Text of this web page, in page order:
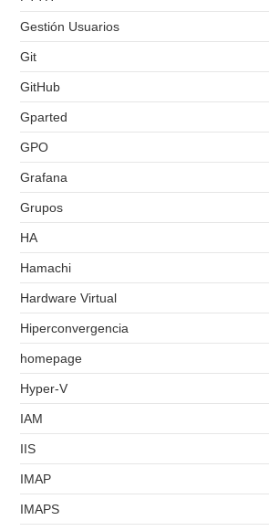
Gestión Usuarios
Git
GitHub
Gparted
GPO
Grafana
Grupos
HA
Hamachi
Hardware Virtual
Hiperconvergencia
homepage
Hyper-V
IAM
IIS
IMAP
IMAPS